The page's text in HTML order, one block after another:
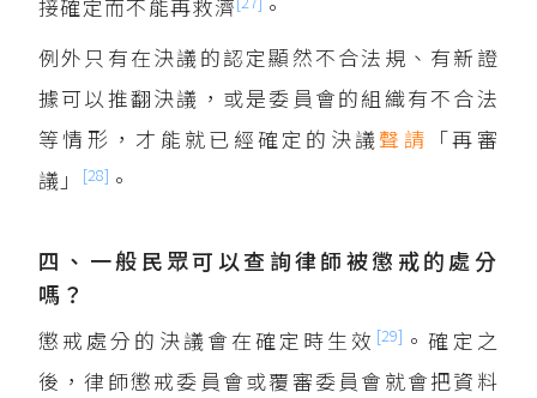
接確定而不能再救濟
。
例外只有在決議的認定顯然不合法規、有新證
據可以推翻決議，或是委員會的組織有不合法
等情形，才能就已經確定的決議聲請 「再審
議」
[28] 。
四、一般民眾可以查詢律師被懲戒的處分
嗎？
懲戒處分的決議會在確定時生效 [29] 。確定之
後，律師懲戒委員會或覆審委員會就會把資料